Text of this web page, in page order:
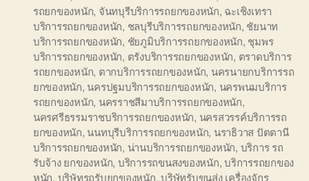
รถยกของหนัก, จันทบุรีบริการรถยกของหนัก, ฉะเชิงเทรา
บริการรถยกของหนัก, ชลบุรีบริการรถยกของหนัก, ชัยนาท
บริการรถยกของหนัก, ชัยภูมิบริการรถยกของหนัก, ชุมพร
บริการรถยกของหนัก, ตรังบริการรถยกของหนัก, ตราดบริการ
รถยกของหนัก, ตากบริการรถยกของหนัก, นครนายกบริการรถ
ยกของหนัก, นครปฐมบริการรถยกของหนัก, นครพนมบริการ
รถยกของหนัก, นครราชสีมาบริการรถยกของหนัก,
นครศรีธรรมราชบริการรถยกของหนัก, นครสวรรค์บริการรถ
ยกของหนัก, นนทบุรีบริการรถยกของหนัก, นราธิวาส ปัตตานี
บริการรถยกของหนัก, น่านบริการรถยกของหนัก, บริการ รถ
รับจ้าง ยกของหนัก, บริการรถขนสงของหนัก,บริการรถยกของ
หนัก, บริษัทรถรับยกของหนัก,บริษัทรับขนส่ง เครื่องจักร